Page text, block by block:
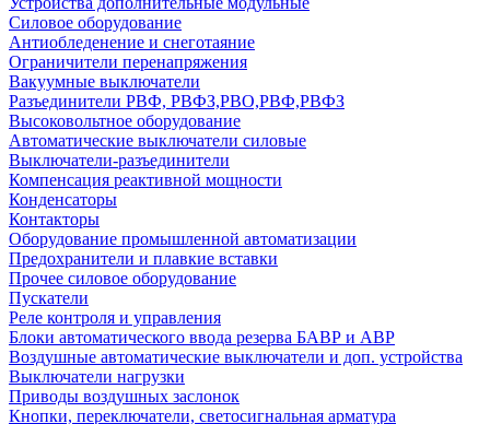
Силовое оборудование
Антиобледенение и снеготаяние
Ограничители перенапряжения
Вакуумные выключатели
Разъединители РВФ, РВФЗ,РВО,РВФ,РВФЗ
Высоковольтное оборудование
Автоматические выключатели cиловые
Выключатели-разъединители
Компенсация реактивной мощности
Конденсаторы
Контакторы
Оборудование промышленной автоматизации
Предохранители и плавкие вставки
Прочее силовое оборудование
Пускатели
Реле контроля и управления
Блоки автоматического ввода резерва БАВР и АВР
Воздушные автоматические выключатели и доп. устройства
Выключатели нагрузки
Приводы воздушных заслонок
Кнопки, переключатели, светосигнальная арматура